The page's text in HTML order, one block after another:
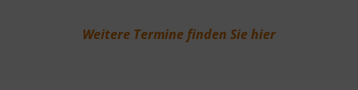
Weitere Termine finden Sie hier